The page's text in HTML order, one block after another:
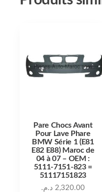
Pare Chocs Avant
Pour Lave Phare
BMW Série 1 (E81
E82 E88) Maroc de
04 à 07 – OEM :
5111-7151-823 =
51117151823
2,320.00 د.م.